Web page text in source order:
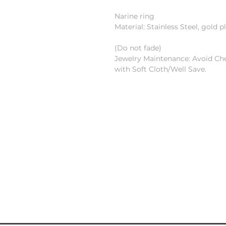
Narine ring
Material: Stainless Steel, gold
(Do not fade)
Jewelry Maintenance: Avoid
with Soft Cloth/Well Save.